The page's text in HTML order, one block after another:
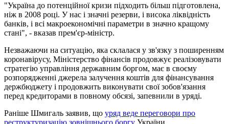
"Україна до потенційної кризи підходить більш підготовлена,
ніж в 2008 році. У нас і значні резерви, і висока ліквідність
банків, і всі макроекономічні параметри в значно кращому
стані", - вказав прем'єр-міністр.
Незважаючи на ситуацію, яка склалася у зв'язку з поширенням
коронавірусу, Міністерство фінансів продовжує реалізовувати
стратегію управління державним боргом, має в своєму
розпорядженні джерела залучення коштів для фінансування
держбюджету і продовжить виконувати свої зобов'язання
перед кредиторами в повному обсязі, запевнили в уряді.
Раніше Шмигаль заявив, що уряд веде переговори про
реструктуризацію зовнішнього боргу України.